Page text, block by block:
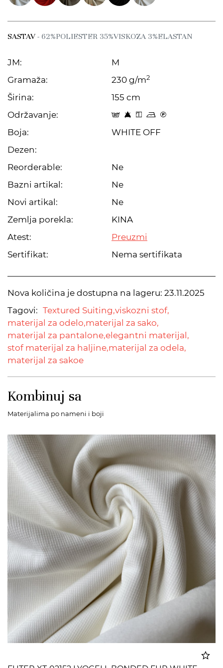
SASTAV- 62%POLIESTER 35%VISKOZA 3%ELASTAN
JM:
M
Gramaža:
230 g/m2
Širina:
155 cm
Održavanje:
s 8 y o C
Boja:
WHITE OFF
Dezen:
Reorderable:
Ne
Bazni artikal:
Ne
Novi artikal:
Ne
Zemlja porekla:
KINA
Atest:
Preuzmi
Sertifikat:
Nema sertifikata
Nova količina je dostupna na lageru: 23.11.2025
Tagovi: Textured Suiting,viskozni stof,
materijal za odelo,materijal za sako,
materijal za pantalone,elegantni materijal,
stof materijal za haljine,materijal za odela,
materijal za sakoe
Kombinuj sa
Materijalima po nameni i boji